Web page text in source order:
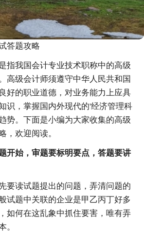
答题攻略
指我国会计专业技术职称中的高级
高级会计师须遵守中华人民共和国
好的职业道德，对业务能力上应具
识，掌握国内外现代的'经济管理科
势。下面是小编为大家收集的高级
，欢迎阅读。
开始，审题要标明要点，答题要讲
要读试题提出的问题，弄清问题的
试题中关联的企业是甲乙丙丁好多
如何在这乱象中抓住要害，唯有弄
。